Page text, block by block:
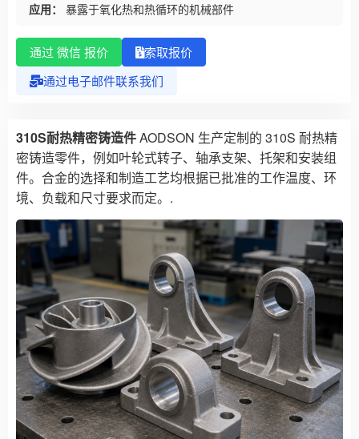
应用： 暴露于氧化热和热循环的机械部件
通过 微信 报价
索取报价
通过电子邮件联系我们
310S耐热精密铸造件AODSON 生产定制的 310S 耐热精
密铸造零件，例如叶轮式转子、轴承支架、托架和安装组
件。合金的选择和制造工艺均根据已批准的工作温度、环
境、负载和尺寸要求而定。.